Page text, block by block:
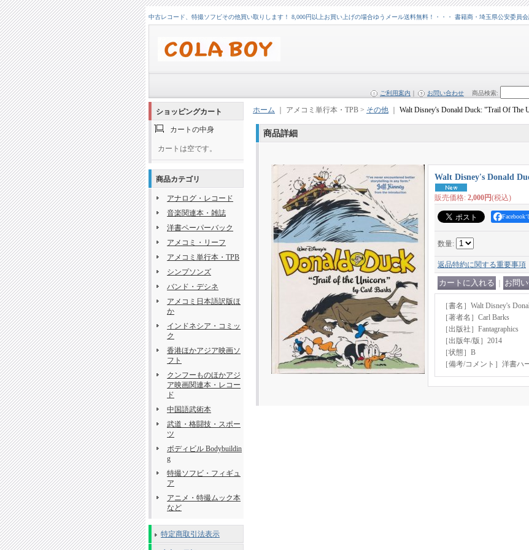
中古レコード、特撮ソフビその他買い取りします！ 8,000円以上お買い上げの場合ゆうメール送料無料！・・・ 書籍商・埼玉県公安委員会
ご利用案内 お問い合わせ 商品検索:
ショッピングカート
カートの中身
カートは空です。
商品カテゴリ
アナログ・レコード
音楽関連本・雑誌
洋書ペーパーバック
アメコミ・リーフ
アメコミ単行本・TPB
シンプソンズ
バンド・デシネ
アメコミ日本語訳版ほ
か
インドネシア・コミッ
ク
香港ほかアジア映画ソ
フト
クンフーものほかアジ
ア映画関連本・レコー
ド
中国語武術本
武道・格闘技・スポー
ツ
ボディビル Bodybuildin
g
特撮ソフビ・フィギュ
ア
アニメ・特撮ムック本
など
特定商取引法表示
ホーム ｜ アメコミ単行本・TPB > その他 Walt Disney's Donald Duck: "Trail Of The
商品詳細
Walt Disney's Donald
販売価格: 2,000円(税込)
Facebook
数量:
返品特約に関する重要事項
［書名］Walt Disney's
［著者名］Carl Barks
［出版社］Fantagraphics
［出版年/版］2014
［状態］B
［備考/コメント］洋書